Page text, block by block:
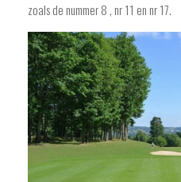
zoals de nummer 8 , nr 11 en nr 17.